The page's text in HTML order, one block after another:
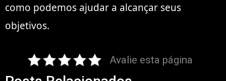
como podemos ajudar a alcançar seus
objetivos.
Avalie esta página